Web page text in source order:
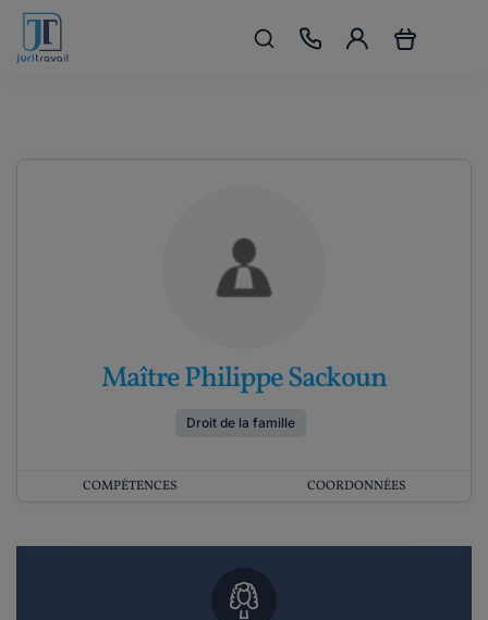
Maître Philippe Sackoun
Droit de la famille
COMPÉTENCES COORDONNÉES